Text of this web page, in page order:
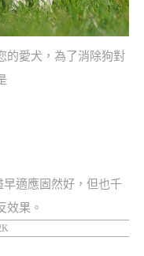
的愛犬，為了消除狗對
早適應固然好，但也千
效果。